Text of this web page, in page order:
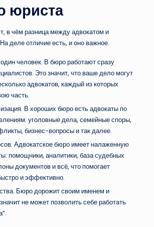
юриста
в чём разница между адвокатом и
деле отличие есть, и оно важное.
человек. В бюро работают сразу
Это значит, что ваше дело могут
адвокатов, каждый из которых
часть.
В хороших бюро есть адвокаты по
уголовные дела, семейные споры,
бизнес-вопросы и так далее.
Адвокатское бюро имеет налаженную
помощники, аналитики, база судебных
документов и всё, что помогает
и эффективно.
Бюро дорожит своим именем и
не может позволить себе работать